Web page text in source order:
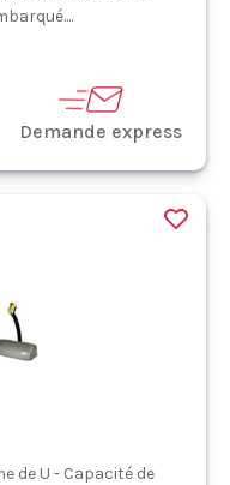
Demande express
de U - Capacité de